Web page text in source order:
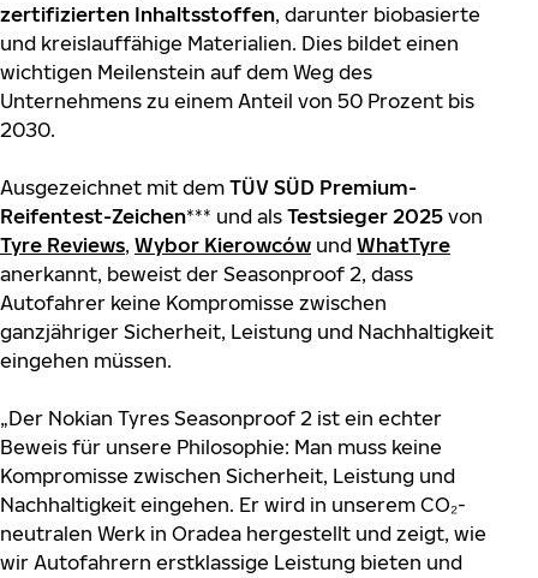
zertifizierten Inhaltsstoffen, darunter biobasierte
und kreislauffähige Materialien. Dies bildet einen
wichtigen Meilenstein auf dem Weg des
Unternehmens zu einem Anteil von 50 Prozent bis
2030.
Ausgezeichnet mit dem TÜV SÜD Premium-
Reifentest-Zeichen*** und als Testsieger 2025 von
Tyre Reviews, Wybor Kierowców und WhatTyre
anerkannt, beweist der Seasonproof 2, dass
Autofahrer keine Kompromisse zwischen
ganzjähriger Sicherheit, Leistung und Nachhaltigkeit
eingehen müssen.
„Der Nokian Tyres Seasonproof 2 ist ein echter
Beweis für unsere Philosophie: Man muss keine
Kompromisse zwischen Sicherheit, Leistung und
Nachhaltigkeit eingehen. Er wird in unserem CO₂-
neutralen Werk in Oradea hergestellt und zeigt, wie
wir Autofahrern erstklassige Leistung bieten und